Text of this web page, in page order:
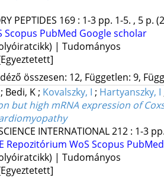
PEPTIDES 169: 1-3 pp. 1-5. , 5 p.
Scopus PubMed Google scholar
| Tudományos
összesen: 12, Független: 9,
; Bedi, K ; Kovalszky, I ; Hartyanszky, I
but high mRNA expression of
INTERNATIONAL212: 1-3
Repozitórium WoS Scopus PubMed
| Tudományos